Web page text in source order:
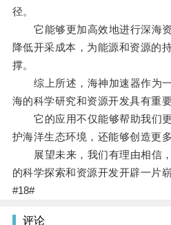
径。
它能够更加高效地进行深海资
降低开采成本，为能源和资源的
撑。
综上所述，海神加速器作为一
海的科学研究和资源开发具有重要
它的应用不仅能够帮助我们更
护海洋生态环境，还能够创造更
展望未来，我们有理由相信，
的科学探索和资源开发开辟一片
#18#
评论